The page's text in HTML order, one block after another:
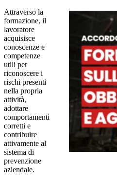
Attraverso la
formazione, il
lavoratore
acquisisce
conoscenze e
competenze
utili per
riconoscere i
rischi presenti
nella propria
attività,
adottare
comportamenti
corretti e
contribuire
attivamente al
sistema di
prevenzione
aziendale.